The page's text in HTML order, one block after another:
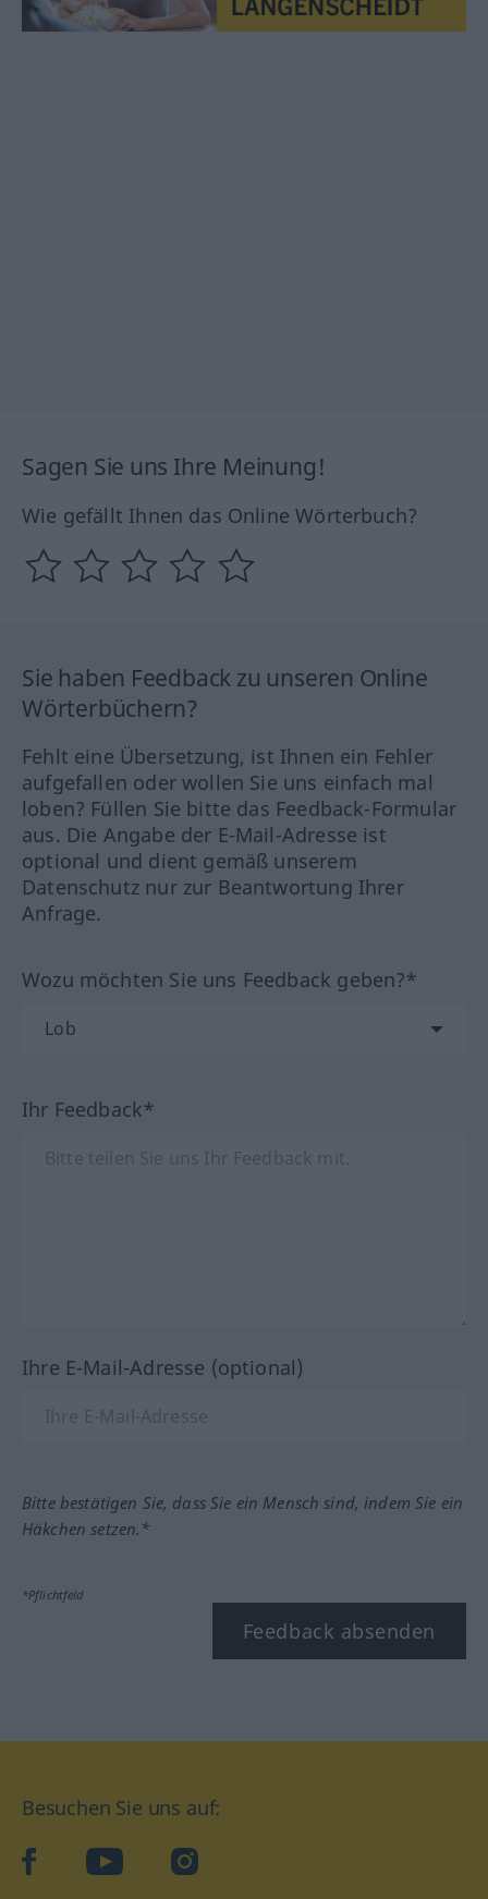
Sagen Sie uns Ihre Meinung!
Wie gefällt Ihnen das Online Wörterbuch?
Sie haben Feedback zu unseren Online
Wörterbüchern?
Fehlt eine Übersetzung, ist Ihnen ein Fehler
aufgefallen oder wollen Sie uns einfach mal
loben? Füllen Sie bitte das Feedback-Formular
aus. Die Angabe der E-Mail-Adresse ist
optional und dient gemäß unserem
Datenschutz nur zur Beantwortung Ihrer
Anfrage.
Wozu möchten Sie uns Feedback geben?*
Ihr Feedback*
Ihre E-Mail-Adresse (optional)
Bitte bestätigen Sie, dass Sie ein Mensch sind, indem Sie ein
Häkchen setzen.*
*Pflichtfeld
Feedback absenden
Besuchen Sie uns auf:
facebookYouTube Instagram